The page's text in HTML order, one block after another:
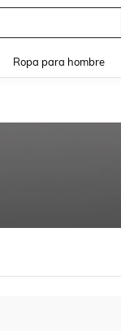
Ropa para hombre